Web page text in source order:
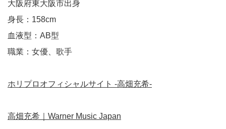
大阪府東大阪市出身
身長：158cm
血液型：AB型
職業：女優、歌手
ホリプロオフィシャルサイト -高畑充希-
高畑充希｜Warner Music Japan